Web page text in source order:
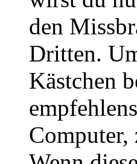
den
Dritten.
Kästchen